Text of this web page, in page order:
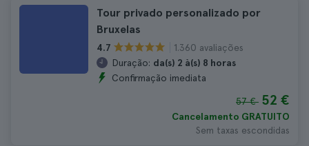
Tour privado personalizado por
Bruxelas
4.7
1.360 avaliações
Duração: da(s) 2 à(s) 8 horas
Confirmação imediata
57 € 52 €
Cancelamento GRATUITO
Sem taxas escondidas